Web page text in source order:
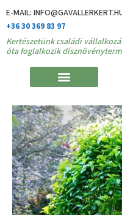
E-MAIL:
+36 30 369 83 97
Kertészetünk családi
óta foglalkozik